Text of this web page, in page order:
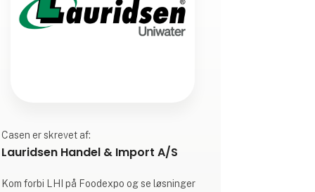
Casen er skrevet af:
Lauridsen Handel & Import A/S
Kom forbi LHI på Foodexpo og se løsninger